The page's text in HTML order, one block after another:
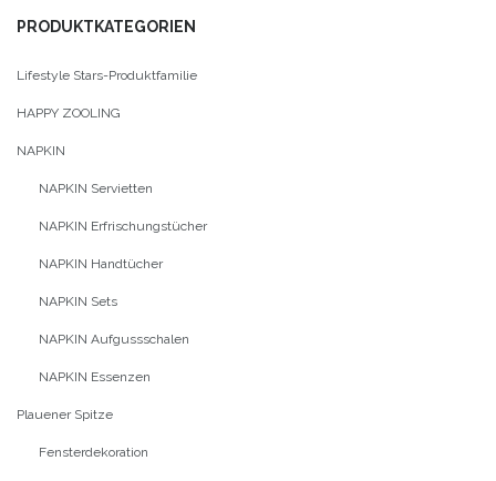
PRODUKTKATEGORIEN
Lifestyle Stars-Produktfamilie
HAPPY ZOOLING
NAPKIN
NAPKIN Servietten
NAPKIN Erfrischungstücher
NAPKIN Handtücher
NAPKIN Sets
NAPKIN Aufgussschalen
NAPKIN Essenzen
Plauener Spitze
Fensterdekoration